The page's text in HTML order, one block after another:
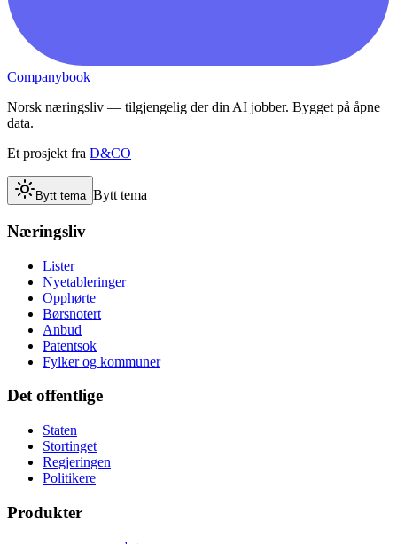
Companybook
Norsk næringsliv — tilgjengelig der din AI jobber. Bygget på åpne
data.
Et prosjekt fra D&CO
Bytt tema Bytt tema
Næringsliv
Lister
Nyetableringer
Opphørte
Børsnotert
Anbud
Patentsok
Fylker og kommuner
Det offentlige
Staten
Stortinget
Regjeringen
Politikere
Produkter